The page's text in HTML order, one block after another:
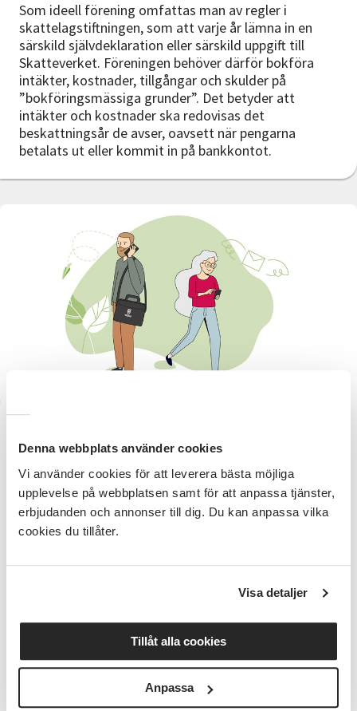
Denna webbplats använder cookies
Vi använder cookies för att leverera bästa möjliga
upplevelse på webbplatsen samt för att anpassa tjänster,
erbjudanden och annonser till dig. Du kan anpassa vilka
cookies du tillåter.
Visa detaljer
Tillåt alla cookies
Anpassa
Som ideell förening omfattas man av regler i
skattelagstiftningen, som att varje år lämna in en
särskild självdeklaration eller särskild uppgift till
Skatteverket. Föreningen behöver därför bokföra
intäkter, kostnader, tillgångar och skulder på
”bokföringsmässiga grunder”. Det betyder att
intäkter och kostnader ska redovisas det
beskattningsår de avser, oavsett när pengarna
betalats ut eller kommit in på bankkontot.
Balans- och resultatrapport
När månaden är slut och bokföringen är gjord kan
föreningen ta ut en sammanställning över alla
ekonomiska händelser, en så kallad balans- och
resultatrapport.
och skulder och visar balansen mellan dem vid en viss
kapital, som är skillnaden mellan föreningens
Summan av tillgångarna och summan av eget kapital
och skulder måste vara lika stora i varje